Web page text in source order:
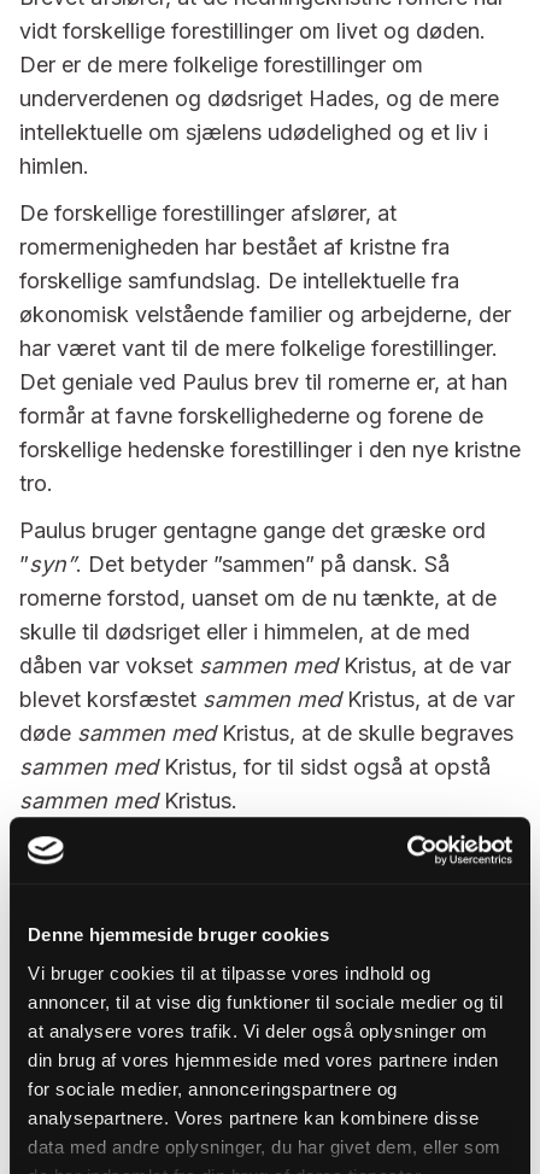
Denne hjemmeside bruger cookies
Vi bruger cookies til at tilpasse vores indhold og
annoncer, til at vise dig funktioner til sociale medier og til
at analysere vores trafik. Vi deler også oplysninger om
din brug af vores hjemmeside med vores partnere inden
for sociale medier, annonceringspartnere og
analysepartnere. Vores partnere kan kombinere disse
data med andre oplysninger, du har givet dem, eller som
vidt forskellige forestillinger om livet og døden.
Der er de mere folkelige forestillinger om
underverdenen og dødsriget Hades, og de mere
intellektuelle om sjælens udødelighed og et liv i
himlen.
De forskellige forestillinger afslører, at
romermenigheden har bestået af kristne fra
forskellige samfundslag. De intellektuelle fra
økonomisk velstående familier og arbejderne, der
har været vant til de mere folkelige forestillinger.
Det geniale ved Paulus brev til romerne er, at han
formår at favne forskellighederne og forene de
forskellige hedenske forestillinger i den nye kristne
tro.
Paulus bruger gentagne gange det græske ord
”syn”. Det betyder ”sammen” på dansk. Så
romerne forstod, uanset om de nu tænkte, at de
skulle til dødsriget eller i himmelen, at de med
dåben var vokset sammen med Kristus, at de var
blevet korsfæstet sammen med Kristus, at de var
døde sammen med Kristus, at de skulle begraves
sammen med Kristus, for til sidst også at opstå
sammen med Kristus.
Det er Paulus, når han er bedst. At blive døbt er
med hans liv får del i frelsen gennem det liv, hvor
syndens og dødens magt er brudt én gang for
alle.
Kære Maiken, Anne, Andrea, Mathias, Frederik og
Amanda
I er, hvad Paulus ville kalde, hedninger. Kommer